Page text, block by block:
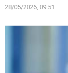
28/05/2026, 09:51